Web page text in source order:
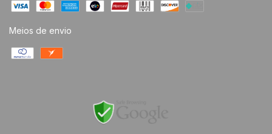
Meios de envio